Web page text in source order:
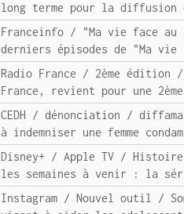
long terme pour la diffusion
Franceinfo / "Ma vie face
derniers épisodes de "Ma
Radio France / 2ème édition
France, revient pour une
CEDH / dénonciation /
à indemniser une femme
Disney+ / Apple TV /
les semaines à venir : la
Instagram / Nouvel outil /